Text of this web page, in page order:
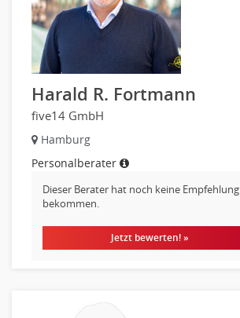
Leitung, Teamleitung
Luft- und Raumfahrttechnik
Maschinenbau
Materialwissenschaft
Mechatronik
Medizintechnik
Optiker, Akustiker
Brandschutz
Qualitätsmanagement
Technischer Systemplaner, Bauzeichner
Vertriebsingenieur
Harald R. Fortmann
five14 GmbH
Hamburg
Personalberater
Dieser Berater hat noch keine Empfehlung
bekommen.
Jetzt bewerten! »